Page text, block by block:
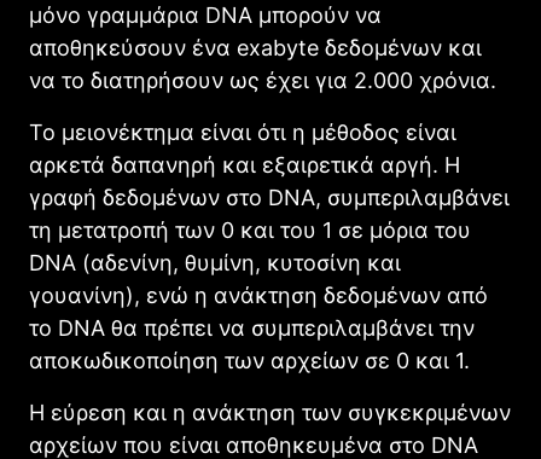
μόνο γραμμάρια DNA μπορούν να
αποθηκεύσουν ένα exabyte δεδομένων και
να το διατηρήσουν ως έχει για 2.000 χρόνια.
Το μειονέκτημα είναι ότι η μέθοδος είναι
αρκετά δαπανηρή και εξαιρετικά αργή. Η
γραφή δεδομένων στο DNA, συμπεριλαμβάνει
τη μετατροπή των 0 και του 1 σε μόρια του
DNΑ (αδενίνη, θυμίνη, κυτοσίνη και
γουανίνη), ενώ η ανάκτηση δεδομένων από
το DNΑ θα πρέπει να συμπεριλαμβάνει την
αποκωδικοποίηση των αρχείων σε 0 και 1.
Η εύρεση και η ανάκτηση των συγκεκριμένων
αρχείων που είναι αποθηκευμένα στο DNA